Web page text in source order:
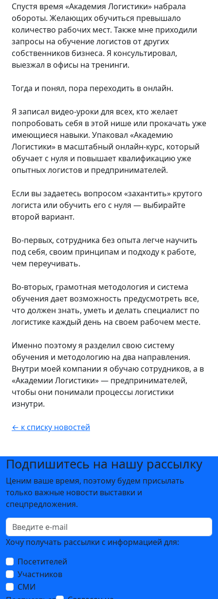
Спустя время «Академия Логистики» набрала
обороты. Желающих обучиться превышало
количество рабочих мест. Также мне приходили
запросы на обучение логистов от других
собственников бизнеса. Я консультировал,
выезжал в офисы на тренинги.
Тогда и понял, пора переходить в онлайн.
Я записал видео-уроки для всех, кто желает
попробовать себя в этой нише или прокачать уже
имеющиеся навыки. Упаковал «Академию
Логистики» в масштабный онлайн-курс, который
обучает с нуля и повышает квалификацию уже
опытных логистов и предпринимателей.
Если вы задаетесь вопросом «захантить» крутого
логиста или обучить его с нуля — выбирайте
второй вариант.
Во-первых, сотрудника без опыта легче научить
под себя, своим принципам и подходу к работе,
чем переучивать.
Во-вторых, грамотная методология и система
обучения дает возможность предусмотреть все,
что должен знать, уметь и делать специалист по
логистике каждый день на своем рабочем месте.
Именно поэтому я разделил свою систему
обучения и методологию на два направления.
Внутри моей компании я обучаю сотрудников, а в
«Академии Логистики» — предпринимателей,
чтобы они понимали процессы логистики
изнутри.
← к списку новостей
Подпишитесь на нашу рассылку
Ценим ваше время, поэтому будем присылать
только важные новости выставки и
спецпредложения.
Хочу получать рассылки с информацией для:
Посетителей
Участников
СМИ